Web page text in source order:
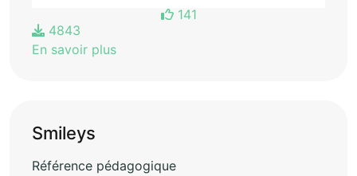
141
4843
En savoir plus
Smileys
Référence pédagogique